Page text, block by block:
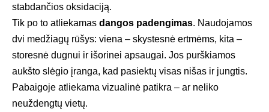
stabdančios oksidaciją.
Tik po to atliekamas dangos padengimas. Naudojamos
dvi medžiagų rūšys: viena – skystesnė ertmėms, kita –
storesnė dugnui ir išorinei apsaugai. Jos purškiamos
aukšto slėgio įranga, kad pasiektų visas nišas ir jungtis.
Pabaigoje atliekama vizualinė patikra – ar neliko
neuždengtų vietų.